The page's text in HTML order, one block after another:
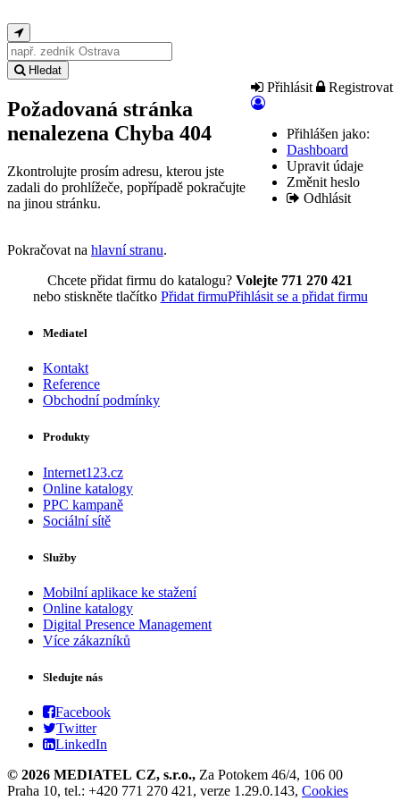
Hledat
Přihlásit Registrovat
Přihlášen jako:
Dashboard
Upravit údaje
Změnit heslo
Odhlásit
Požadovaná stránka
nenalezena Chyba 404
Zkontrolujte prosím adresu, kterou jste
zadali do prohlížeče, popřípadě pokračujte
na jinou stránku.
Pokračovat na hlavní stranu.
Chcete přidat firmu do katalogu? Volejte 771 270 421
nebo stiskněte tlačítko Přidat firmuPřihlásit se a přidat firmu
Mediatel
Kontakt
Reference
Obchodní podmínky
Produkty
Internet123.cz
Online katalogy
PPC kampaně
Sociální sítě
Služby
Mobilní aplikace ke stažení
Online katalogy
Digital Presence Management
Více zákazníků
Sledujte nás
Facebook
Twitter
LinkedIn
© 2026 MEDIATEL CZ, s.r.o., Za Potokem 46/4, 106 00
Praha 10, tel.: +420 771 270 421, verze 1.29.0.143, Cookies